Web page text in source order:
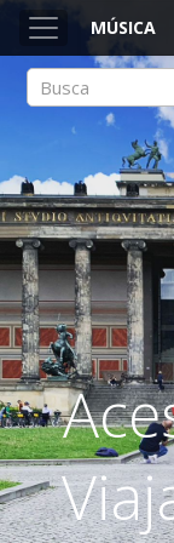
MÚSICA
ACESSO
Arte, Cultura Pop e